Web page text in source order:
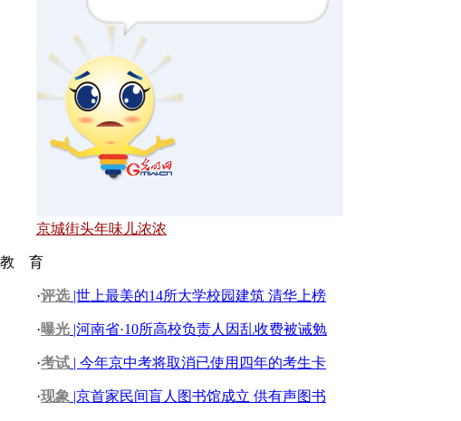
京城街头年味儿浓浓
教 育
·评选 |世上最美的14所大学校园建筑 清华上榜
·曝光 |河南省·10所高校负责人因乱收费被诫勉
·考试 | 今年京中考将取消已使用四年的考生卡
·现象 |京首家民间盲人图书馆成立 供有声图书